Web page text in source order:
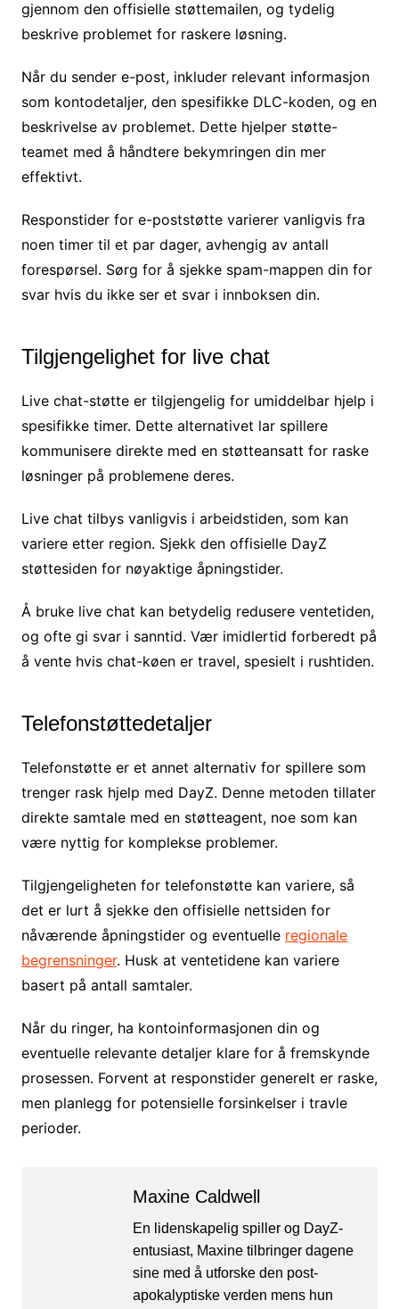
gjennom den offisielle støttemailen, og tydelig
beskrive problemet for raskere løsning.
Når du sender e-post, inkluder relevant informasjon
som kontodetaljer, den spesifikke DLC-koden, og en
beskrivelse av problemet. Dette hjelper støtte-
teamet med å håndtere bekymringen din mer
effektivt.
Responstider for e-poststøtte varierer vanligvis fra
noen timer til et par dager, avhengig av antall
forespørsel. Sørg for å sjekke spam-mappen din for
svar hvis du ikke ser et svar i innboksen din.
Tilgjengelighet for live chat
Live chat-støtte er tilgjengelig for umiddelbar hjelp i
spesifikke timer. Dette alternativet lar spillere
kommunisere direkte med en støtteansatt for raske
løsninger på problemene deres.
Live chat tilbys vanligvis i arbeidstiden, som kan
variere etter region. Sjekk den offisielle DayZ
støttesiden for nøyaktige åpningstider.
Å bruke live chat kan betydelig redusere ventetiden,
og ofte gi svar i sanntid. Vær imidlertid forberedt på
å vente hvis chat-køen er travel, spesielt i rushtiden.
Telefonstøttedetaljer
Telefonstøtte er et annet alternativ for spillere som
trenger rask hjelp med DayZ. Denne metoden tillater
direkte samtale med en støtteagent, noe som kan
være nyttig for komplekse problemer.
Tilgjengeligheten for telefonstøtte kan variere, så
det er lurt å sjekke den offisielle nettsiden for
nåværende åpningstider og eventuelle regionale
begrensninger. Husk at ventetidene kan variere
basert på antall samtaler.
Når du ringer, ha kontoinformasjonen din og
eventuelle relevante detaljer klare for å fremskynde
prosessen. Forvent at responstider generelt er raske,
men planlegg for potensielle forsinkelser i travle
perioder.
Maxine Caldwell
En lidenskapelig spiller og DayZ-
entusiast, Maxine tilbringer dagene
sine med å utforske den post-
apokalyptiske verden mens hun